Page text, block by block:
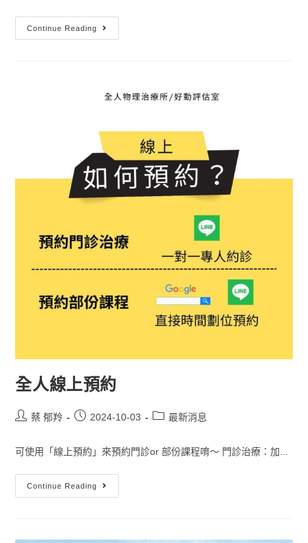
Continue Reading
全人線上預約
蔡 郁羚 2024-10-03 最新消息
可使用「線上預約」來預約門診or 部份課程唷～ 門診治療：加...
Continue Reading